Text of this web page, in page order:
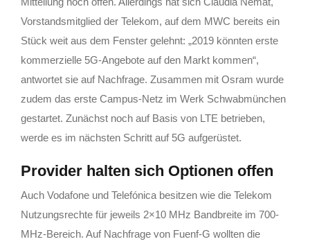
Vorstandsmitglied der Telekom, auf dem MWC bereits ein
Stück weit aus dem Fenster gelehnt: „2019 könnten erste
kommerzielle 5G-Angebote auf den Markt kommen“,
antwortet sie auf Nachfrage. Zusammen mit Osram wurde
zudem das erste Campus-Netz im Werk Schwabmünchen
gestartet. Zunächst noch auf Basis von LTE betrieben,
werde es im nächsten Schritt auf 5G aufgerüstet.
Provider halten sich Optionen offen
Auch Vodafone und Telefónica besitzen wie die Telekom
Nutzungsrechte für jeweils 2×10 MHz Bandbreite im 700-
MHz-Bereich. Auf Nachfrage von Fuenf-G wollten die